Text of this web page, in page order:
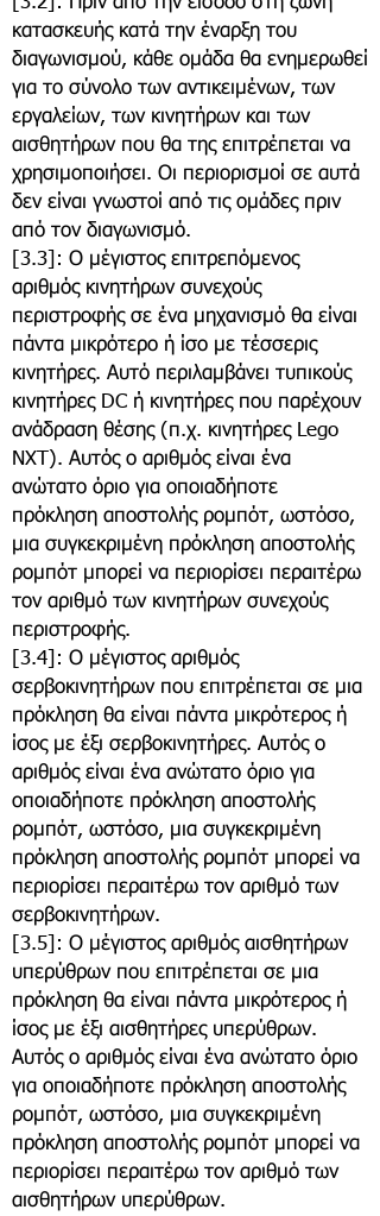
κατασκευής κατά την έναρξη του
διαγωνισμού, κάθε ομάδα θα ενημερωθεί
για το σύνολο των αντικειμένων, των
εργαλείων, των κινητήρων και των
αισθητήρων που θα της επιτρέπεται να
χρησιμοποιήσει. Οι περιορισμοί σε αυτά
δεν είναι γνωστοί από τις ομάδες πριν
από τον διαγωνισμό.
[3.3]: Ο μέγιστος επιτρεπόμενος
αριθμός κινητήρων συνεχούς
περιστροφής σε ένα μηχανισμό θα είναι
πάντα μικρότερο ή ίσο με τέσσερις
κινητήρες. Αυτό περιλαμβάνει τυπικούς
κινητήρες DC ή κινητήρες που παρέχουν
ανάδραση θέσης (π.χ. κινητήρες Lego
NXT). Αυτός ο αριθμός είναι ένα
ανώτατο όριο για οποιαδήποτε
πρόκληση αποστολής ρομπότ, ωστόσο,
μια συγκεκριμένη πρόκληση αποστολής
ρομπότ μπορεί να περιορίσει περαιτέρω
τον αριθμό των κινητήρων συνεχούς
περιστροφής.
[3.4]: Ο μέγιστος αριθμός
σερβοκινητήρων που επιτρέπεται σε μια
πρόκληση θα είναι πάντα μικρότερος ή
ίσος με έξι σερβοκινητήρες. Αυτός ο
αριθμός είναι ένα ανώτατο όριο για
οποιαδήποτε πρόκληση αποστολής
ρομπότ, ωστόσο, μια συγκεκριμένη
πρόκληση αποστολής ρομπότ μπορεί να
περιορίσει περαιτέρω τον αριθμό των
σερβοκινητήρων.
[3.5]: Ο μέγιστος αριθμός αισθητήρων
υπερύθρων που επιτρέπεται σε μια
πρόκληση θα είναι πάντα μικρότερος ή
ίσος με έξι αισθητήρες υπερύθρων.
Αυτός ο αριθμός είναι ένα ανώτατο όριο
για οποιαδήποτε πρόκληση αποστολής
ρομπότ, ωστόσο, μια συγκεκριμένη
πρόκληση αποστολής ρομπότ μπορεί να
περιορίσει περαιτέρω τον αριθμό των
αισθητήρων υπερύθρων.